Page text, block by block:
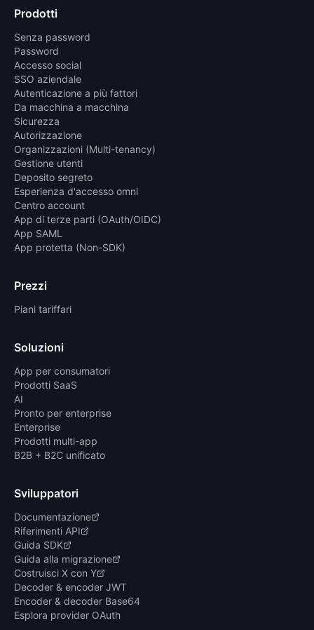
Prodotti
Senza password
Password
Accesso social
SSO aziendale
Autenticazione a più fattori
Da macchina a macchina
Sicurezza
Autorizzazione
Organizzazioni (Multi-tenancy)
Gestione utenti
Deposito segreto
Esperienza d'accesso omni
Centro account
App di terze parti (OAuth/OIDC)
App SAML
App protetta (Non-SDK)
Prezzi
Piani tariffari
Soluzioni
App per consumatori
Prodotti SaaS
AI
Pronto per enterprise
Enterprise
Prodotti multi-app
B2B + B2C unificato
Sviluppatori
Documentazione
Riferimenti API
Guida SDK
Guida alla migrazione
Costruisci X con Y
Decoder & encoder JWT
Encoder & decoder Base64
Esplora provider OAuth